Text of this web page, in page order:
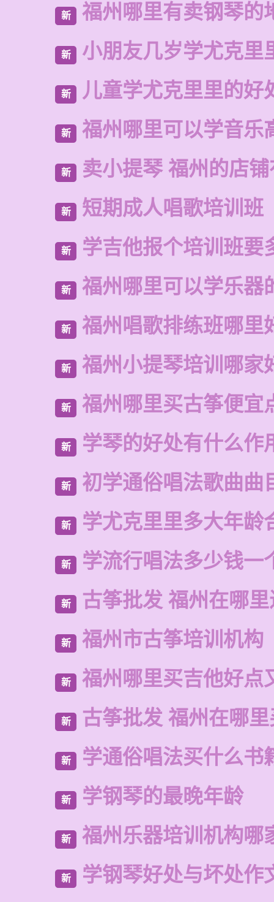
新 福州哪里有卖钢琴的
新 小朋友几岁学尤克里
新 儿童学尤克里里的好
新 福州哪里可以学音乐
新 卖小提琴 福州的店
新 短期成人唱歌培训班
新 学吉他报个培训班要
新 福州哪里可以学乐器
新 福州唱歌排练班哪里
新 福州小提琴培训哪家
新 福州哪里买古筝便宜
新 学琴的好处有什么作
新 初学通俗唱法歌曲曲
新 学尤克里里多大年龄
新 学流行唱法多少钱一
新 古筝批发 福州在哪
新 福州市古筝培训机构
新 福州哪里买吉他好点
新 古筝批发 福州在哪
新 学通俗唱法买什么书
新 学钢琴的最晚年龄
新 福州乐器培训机构哪
新 学钢琴好处与坏处作